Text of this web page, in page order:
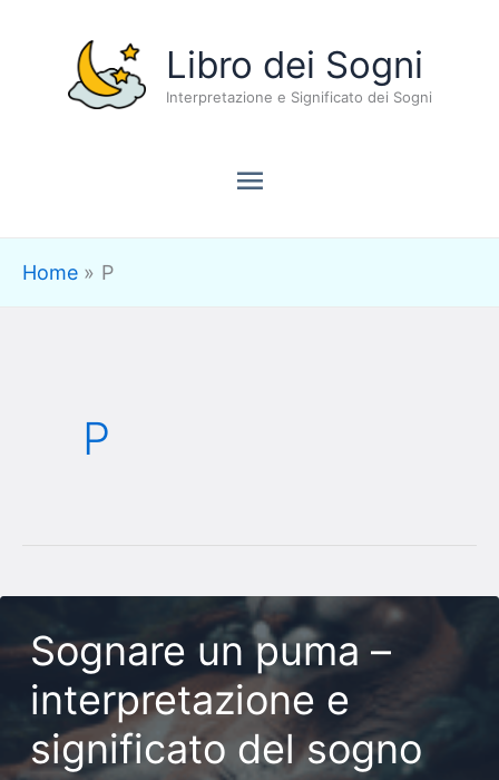
contenuto
Libro dei Sogni
Interpretazione e Significato dei Sogni
Menu
principale
Home P
P
Sognare un puma –
interpretazione e
significato del sogno